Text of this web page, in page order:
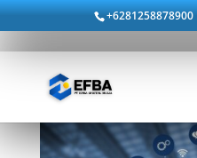
+6281258878900